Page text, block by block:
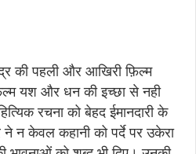
की पहली और आखिरी फ़िल्म
यश और धन की इच्छा से नही
रचना को बेहद ईमानदारी के
ने न केवल कहानी को पर्दे पर उकेरा